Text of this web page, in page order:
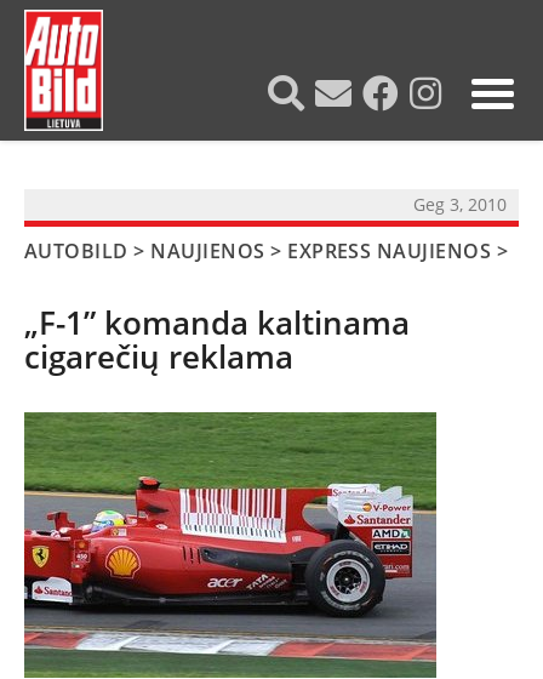
NAUJIENOS
TESTAI
NAUJI
Geg 3, 2010
AUTOBILD > NAUJIENOS > EXPRESS NAUJIENOS >
„F-1” komanda kaltinama
cigarečių reklama